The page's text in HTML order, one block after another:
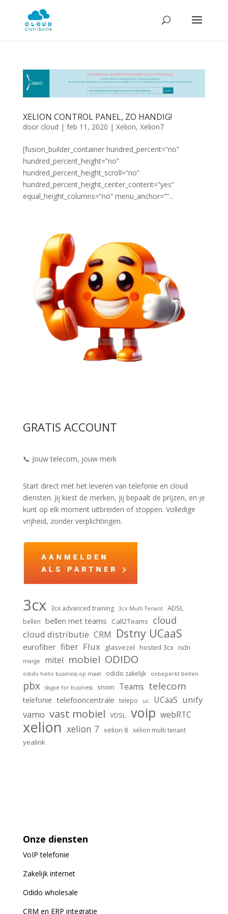
XELION CONTROL PANEL, ZO HANDIG!
door cloud | feb 11, 2020 | Xelion, Xelion7
[fusion_builder_container hundred_percent=”no”
hundred_percent_height=”no”
hundred_percent_height_scroll=”no”
hundred_percent_height_center_content=”yes”
equal_height_columns=”no” menu_anchor=””...
GRATIS ACCOUNT
📞 Jouw telecom, jouw merk
Start direct met het leveren van telefonie en cloud
diensten. Jij kiest de merken, jij bepaalt de prijzen, en je
kunt op elk moment uitbreiden of stoppen. Volledige
vrijheid, zonder verplichtingen.
3cx 3cx advanced training 3cx Multi Tenant ADSL
bellen bellen met teams Call2Teams cloud
cloud distributie CRM Dstny UCaaS
eurofiber fiber Flux glasvezel hosted 3cx isdn
marge mitel mobiel ODIDO
odido hello business op maat odido zakelijk onbeperkt bellen
pbx skype for business snom Teams telecom
telefonie telefooncentrale telepo uc UCaaS unify
vamo vast mobiel VDSL voip webRTC
xelion xelion 7 xelion 8 xelion multi tenant
yealink
Onze diensten
VoIPtelefonie
Zakelijk internet
Odido wholesale
CRM en ERP integratie